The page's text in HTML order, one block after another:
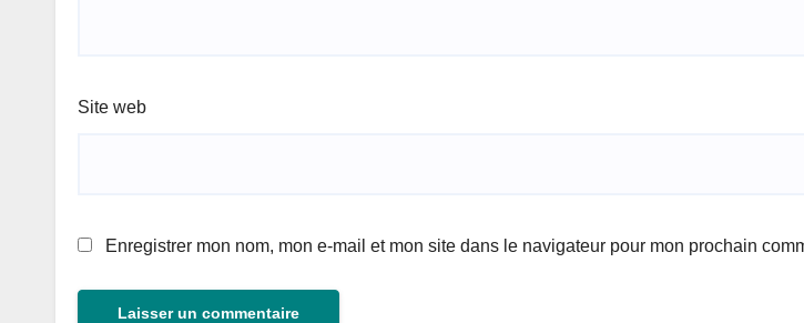
Site web
Enregistrer mon nom, mon e-mail et mon site dans le navigateur pour mon prochain